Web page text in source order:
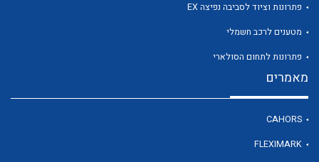
פתרונות וציוד לסביבה נפיצה EX
מטענים לרכב חשמלי
פתרונות לתחום הסולארי
מאמרים
CAHORS
FLEXIMARK